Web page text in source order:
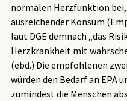
normalen Herzfunktion
ausreichender Konsum
laut DGE demnach „das
Herzkrankheit mit
(ebd.) Die empfohlenen
würden den Bedarf an EPA
zumindest die Menschen